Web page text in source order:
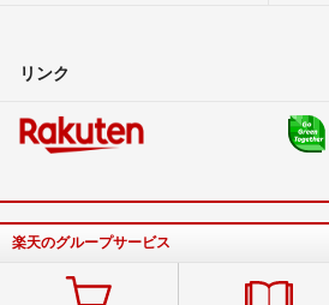
リンク
楽天のグループサービス